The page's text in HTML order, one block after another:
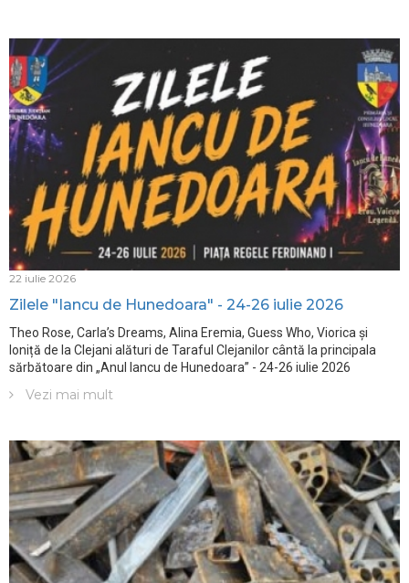
22 iulie 2026
Zilele "Iancu de Hunedoara" - 24-26 iulie 2026
Theo Rose, Carla’s Dreams, Alina Eremia, Guess Who, Viorica și
Ioniță de la Clejani alături de Taraful Clejanilor cântă la principala
sărbătoare din „Anul Iancu de Hunedoara” - 24-26 iulie 2026
Vezi mai mult